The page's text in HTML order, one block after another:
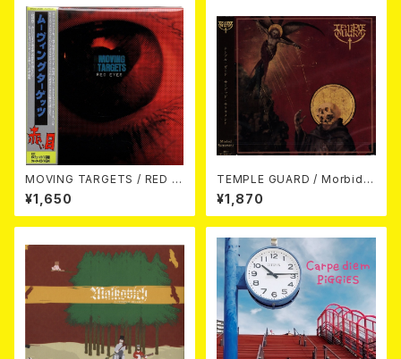
MOVING TARGETS / RED E
YES CD
¥1,650
TEMPLE GUARD / Morbid S
¥1,870